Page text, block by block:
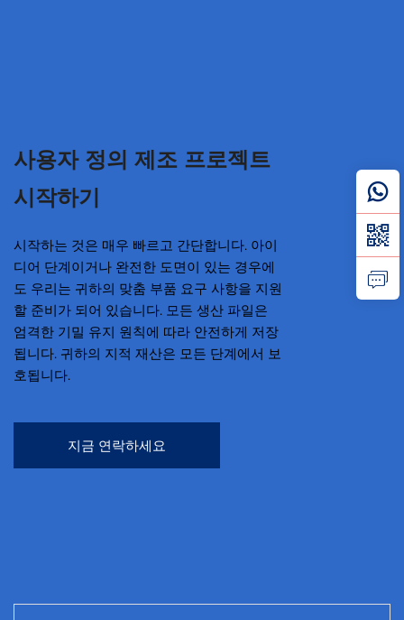
사용자 정의 제조 프로젝트
시작하기
시작하는 것은 매우 빠르고 간단합니다. 아이
디어 단계이거나 완전한 도면이 있는 경우에
도 우리는 귀하의 맞춤 부품 요구 사항을 지원
할 준비가 되어 있습니다. 모든 생산 파일은
엄격한 기밀 유지 원칙에 따라 안전하게 저장
됩니다. 귀하의 지적 재산은 모든 단계에서 보
호됩니다.
지금 연락하세요